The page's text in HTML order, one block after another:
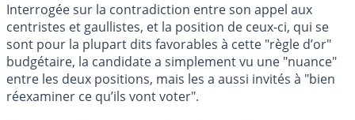
Interrogée sur la contradiction entre son appel aux
centristes et gaullistes, et la position de ceux-ci, qui se
sont pour la plupart dits favorables à cette "règle d’or"
budgétaire, la candidate a simplement vu une "nuance"
entre les deux positions, mais les a aussi invités à "bien
réexaminer ce qu’ils vont voter".